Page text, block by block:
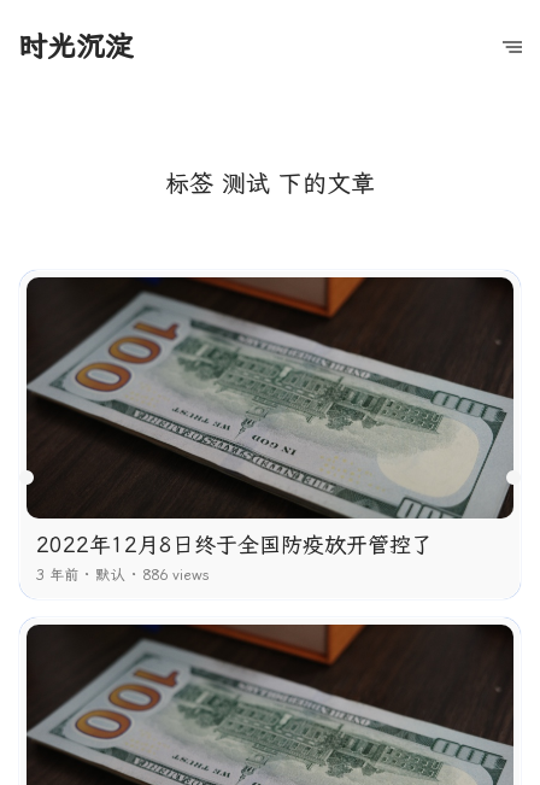
时光沉淀
标签 测试 下的文章
2022年12月8日终于全国防疫放开管控了
3 年前 默认 886 views